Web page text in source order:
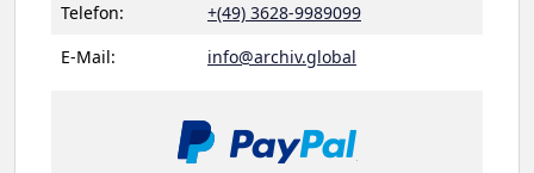
Telefon:
+(49) 3628-9989099
E-Mail:
info@archiv.global